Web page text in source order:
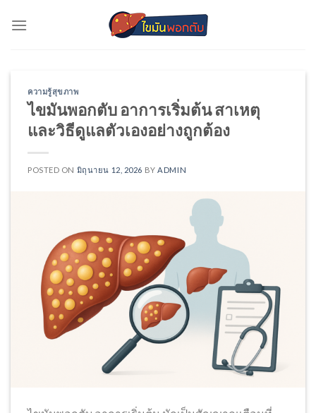
ความรู้สุขภาพ
ไขมันพอกตับ อาการเริ่มต้น สาเหตุ
และวิธีดูแลตัวเองอย่างถูกต้อง
POSTED ON มิถุนายน 12, 2026 BY ADMIN